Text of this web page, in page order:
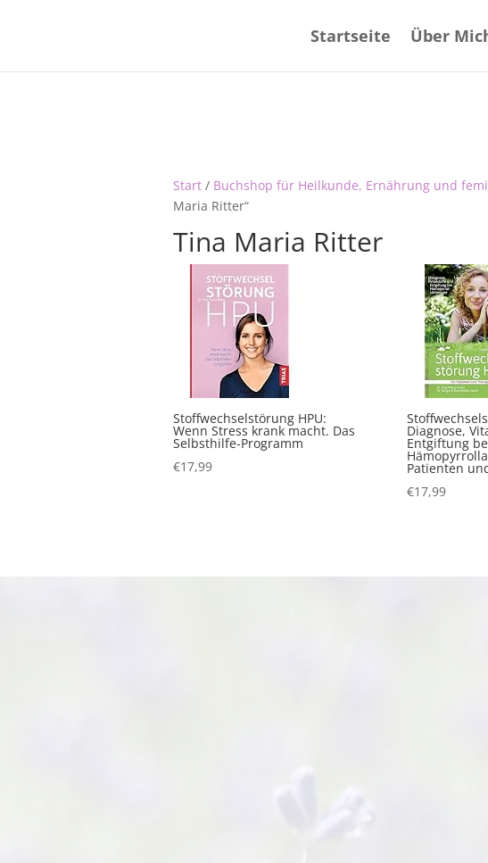
Startseite Über
Start/ Buchshop für Heilkunde, Ernährung und
Maria Ritter“
Tina Maria Ritter
Stoffwechselstörung HPU:
Wenn Stress krank macht. Das
Selbsthilfe-Programm
€17,99
Diagnose,
Entgiftung
Patienten
€17,99